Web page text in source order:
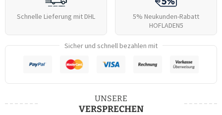
Schnelle Lieferung mit DHL
5% Neukunden-Rabatt
HOFLADEN5
Sicher und schnell bezahlen mit
UNSERE
VERSPRECHEN